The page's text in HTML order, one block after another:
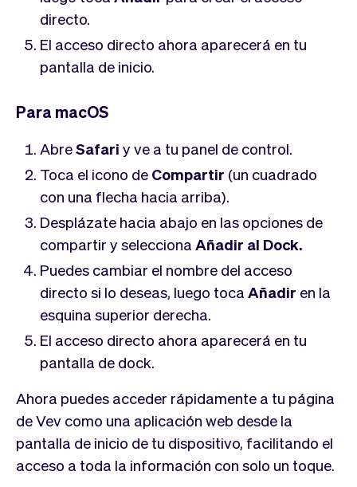
directo.
El acceso directo ahora aparecerá en tu
pantalla de inicio.
Para macOS
AbreSafari y ve a tu panel de control.
Toca el icono de Compartir (un cuadrado
con una flecha hacia arriba).
Desplázate hacia abajo en las opciones de
compartir y selecciona Añadir al Dock.
Puedes cambiar el nombre del acceso
directo si lo deseas, luego toca Añadir en la
esquina superior derecha.
El acceso directo ahora aparecerá en tu
pantalla de dock.
Ahora puedes acceder rápidamente a tu página
de Vev como una aplicación web desde la
pantalla de inicio de tu dispositivo, facilitando el
acceso a toda la información con solo un toque.